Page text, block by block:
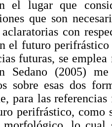
el lugar que
que son
con
el futuro
futuras, se
Sedano (2005)
sobre esas dos
para las
perifrástico, como